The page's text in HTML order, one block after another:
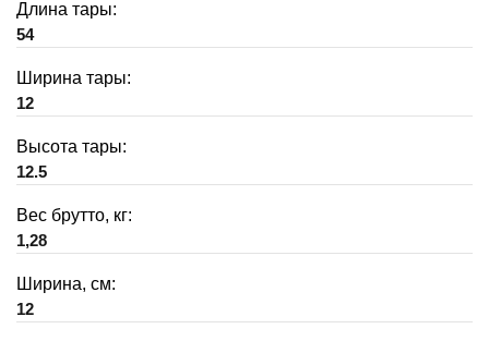
Длина тары:
54
Ширина тары:
12
Высота тары:
12.5
Вес брутто, кг:
1,28
Ширина, см:
12